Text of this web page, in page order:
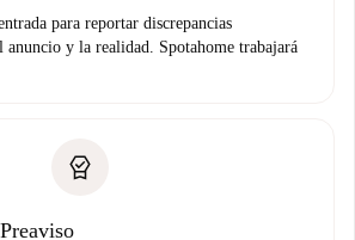
para reportar discrepancias
anuncio y la realidad. Spotahome trabajará